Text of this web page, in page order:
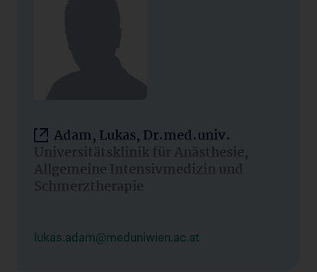
Adam, Lukas, Dr.med.univ.
Universitätsklinik für Anästhesie,
Allgemeine Intensivmedizin und
Schmerztherapie
lukas.adam@meduniwien.ac.at